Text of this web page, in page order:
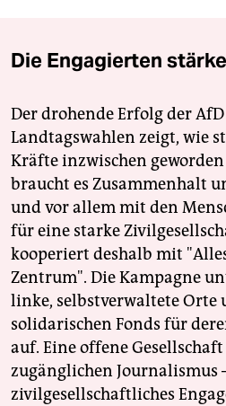
Die Engagierten
Der drohende Erfolg der
Landtagswahlen zeigt, wie
Kräfte inzwischen
braucht es Zusammenhalt
und vor allem mit den
für eine starke
kooperiert deshalb mit
Zentrum". Die Kampagne
linke, selbstverwaltete Orte
solidarischen Fonds für
auf. Eine offene
zugänglichen Journalismus
zivilgesellschaftliches